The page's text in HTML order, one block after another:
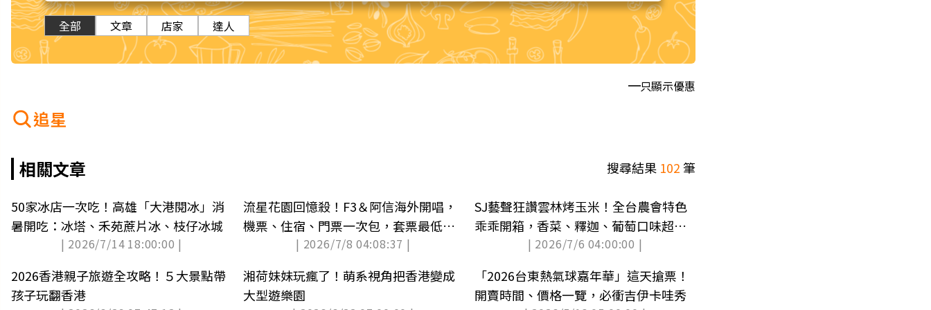
全部 文章 店家 達人
只顯示優惠
追星
相關文章 搜尋結果 102筆
50家冰店一次吃！高雄「大港閱冰」消
暑開吃：冰塔、禾苑蔗片冰、枝仔冰城
| 2026/7/14 18:00:00 |
流星花園回憶殺！F3＆阿信海外開唱，
機票、住宿、門票一次包，套票最低
| 2026/7/8 04:08:37 |
SJ藝聲狂讚雲林烤玉米！全台農會特色
乖乖開箱，香菜、釋迦、葡萄口味超獵
| 2026/7/6 04:00:00 |
2026香港親子旅遊全攻略！５大景點帶
孩子玩翻香港
湘荷妹妹玩瘋了！萌系視角把香港變成
大型遊樂園
「2026台東熱氣球嘉年華」這天搶票！
開賣時間、價格一覽，必衝吉伊卡哇秀